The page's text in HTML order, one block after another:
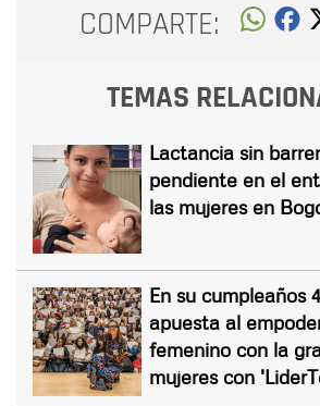
COMPARTE:
TEMAS
Lactancia sin
pendiente en el
las mujeres en
En su cumpleaños
apuesta al
femenino con la
mujeres con